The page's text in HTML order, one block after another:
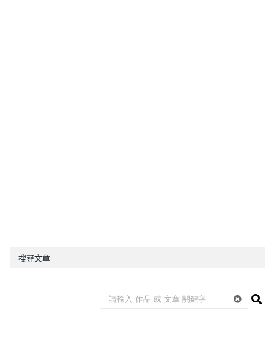
搜尋文章